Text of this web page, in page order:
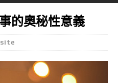
的奧秘性意義